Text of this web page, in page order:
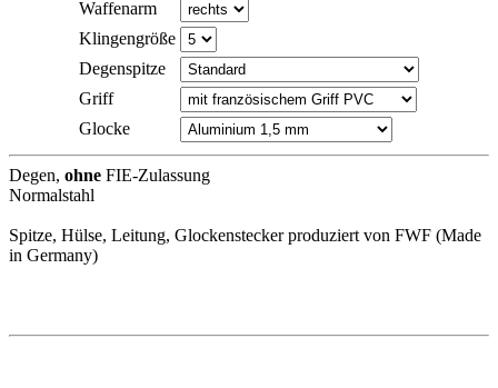
Waffenarm
Klingengröße
Degenspitze
Griff
Glocke
Degen, ohne FIE-Zulassung
Normalstahl
Spitze, Hülse, Leitung, Glockenstecker produziert von FWF (Made
in Germany)